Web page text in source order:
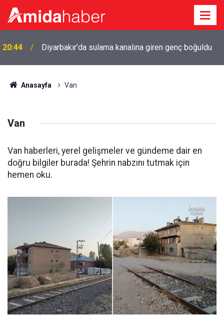
20:15 Cengiz Çandar’dan çerçeve yasa açıklaması
Anasayfa Van
Van
Van haberleri, yerel gelişmeler ve gündeme dair en
doğru bilgiler burada! Şehrin nabzını tutmak için
hemen oku.